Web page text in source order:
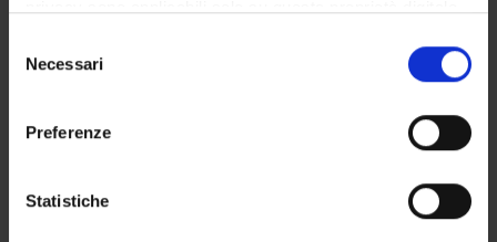
modificare o revocare il proprio consenso in qualsiasi
momento dalla Dichiarazione sui cookie o facendo clic
raccogliere informazioni sulla tua posizione
geografica, con un'approssimazione di qualche
delNecessari
Preferenze
Statistiche
Spin-off staff
Biotecnologie vegetali